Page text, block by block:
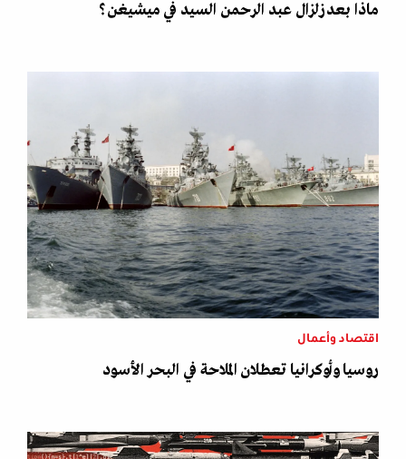
ماذا بعد زلزال عبد الرحمن السيد في ميشيغن؟
اقتصاد وأعمال
روسيا وأوكرانيا تعطلان الملاحة في البحر الأسود